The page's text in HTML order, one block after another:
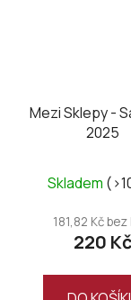
Mezi Sklepy -
2025
je
z
Skladem
181,82 Kč bez
220 Kč